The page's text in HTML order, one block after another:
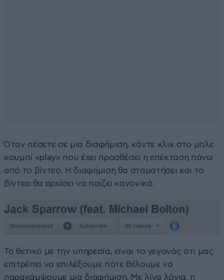
Όταν πέσετε σε μια διαφήμιση, κάντε κλικ στο μπλε
κουμπί «play» που έχει προσθέσει η επέκταση πάνω
από το βίντεο. Η διαφήμιση θα σταματήσει και το
βίντεο θα αρχίσει να παίζει κανονικά.
Το θετικό με την υπηρεσία, είναι το γεγονός ότι μας
επιτρέπει να επιλέξουμε πότε θέλουμε να
παρακάμψουμε μια διαφήμιση. Με λίγα λόγια, η